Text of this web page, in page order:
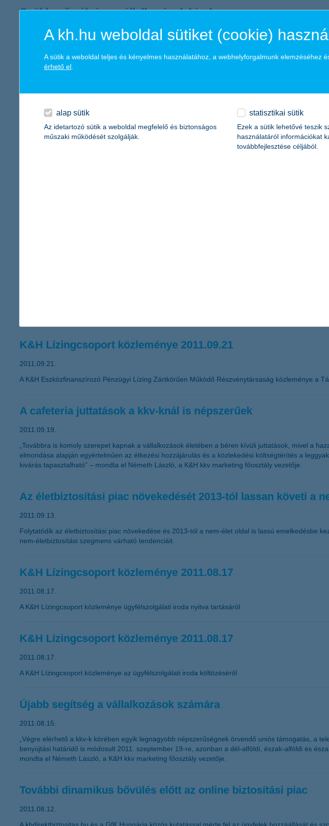
Csökkenő pályán a vállalkozások bizalma
2011.10.06.
harmadik negyedéves értéke jelenleg -26 ponton áll, ami gyakorlatilag a két éve ilyenkor
a következő egy évben a közterhek, valamint a vállalati hitelek növekedésével számolnak, de
November második felétől igényelhető a K&H SZÉP Kártya
2011.09.30.
2011. október 3-tól a K&H megkezdi a Széchenyi Pihenő (SZÉP) Kártyával kapcsolatban az
12,5 milliárd forintos adózás utáni eredmény 2011 első
„Mikor és miben érdemes megtakarítani, ha a növekedési kilátások szerte a világban romlanak, a
merül fel jogosan a kérdés a befektetők részéről. Ilyen időszakban azokra a befektetési
K&H Lízingcsoport közleménye 2011.09.21
2011.09.21.
A K&H Eszközfinanszírozó Pénzügyi Lízing Zártkörűen Működő Részvénytársaság közleménye a
A cafeteria juttatások a kkv-knál is népszerűek
2011.09.19.
„Továbbra is komoly szerepet kapnak a vállalkozások életében a béren kívüli juttatások, mivel a
elmondása alapján egyértelműen az étkezési hozzájárulás és a közlekedési költségtérítés a
kivárás tapasztalható” – mondta el Németh László, a K&H kkv marketing főosztály vezetője.
Az életbiztosítási piac növekedését 2013-tól lassan követi a
2011.09.13.
Folytatódik az életbiztosítási piac növekedése és 2013-tól a nem-élet oldal is lassú emelkedésbe
nem-életbiztosítási szegmens várható tendenciáit.
K&H Lízingcsoport közleménye 2011.08.17
2011.08.17.
A K&H Lízingcsoport közleménye ügyfélszolgálati iroda nyitva tartásáról
K&H Lízingcsoport közleménye 2011.08.17
2011.08.17.
A K&H Lízingcsoport közleménye az ügyfélszolgálati iroda költözéséről
Újabb segítség a vállalkozások számára
2011.08.15.
„Végre elérhető a kkv-k körében egyik legnagyobb népszerűségnek örvendő uniós támogatás, a
benyújtási határidő is módosult 2011. szeptember 19-re, azonban a dél-alföldi, észak-alföldi és
mondta el Németh László, a K&H kkv marketing főosztály vezetője.
További dinamikus bővülés előtt az online biztosítási piac
2011.08.12.
A kh.hu weboldal sütiket (cookie)
A sütik a weboldal teljes és kényelmes használatához, a webhelyforgalmunk
érhető el
alap sütik
Az idetartozó sütik a weboldal megfelelő és biztonságos
műszaki működését szolgálják.
statisztikai sütik
Ezek a sütik lehetővé teszik
használatáról információkat
továbbfejlesztése céljából.